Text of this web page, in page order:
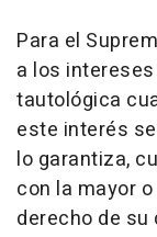
Para el
a los
tautológica
este interés
lo garantiza,
con la mayor
derecho de su